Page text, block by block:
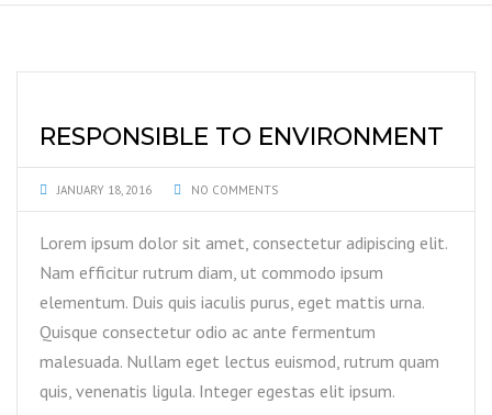
RESPONSIBLE TO ENVIRONMENT
JANUARY 18, 2016 NO COMMENTS
Lorem ipsum dolor sit amet, consectetur adipiscing elit.
Nam efficitur rutrum diam, ut commodo ipsum
elementum. Duis quis iaculis purus, eget mattis urna.
Quisque consectetur odio ac ante fermentum
malesuada. Nullam eget lectus euismod, rutrum quam
quis, venenatis ligula. Integer egestas elit ipsum.